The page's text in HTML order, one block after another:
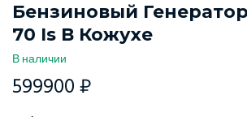
Бензиновый
70 Is В Кожухе
В наличии
599900 ₽